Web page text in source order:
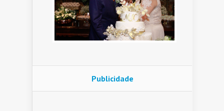
Publicidade